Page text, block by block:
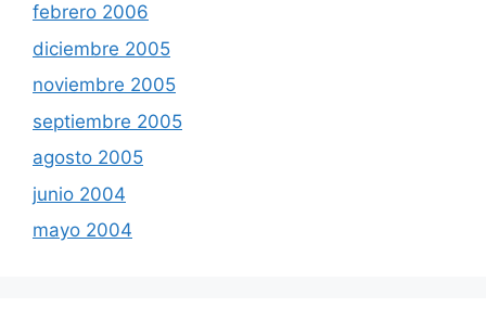
febrero 2006
diciembre 2005
noviembre 2005
septiembre 2005
agosto 2005
junio 2004
mayo 2004